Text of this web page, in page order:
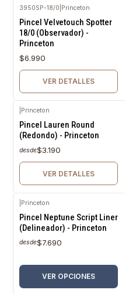
3950SP-18/0 Princeton
Pincel Velvetouch Spotter
18/0 (Observador) -
Princeton
$6.990
VER DETALLES
Princeton
Pincel Lauren Round
(Redondo) - Princeton
desde$3.190
VER DETALLES
Princeton
Pincel Neptune Script Liner
(Delineador) - Princeton
desde$7.690
VER OPCIONES